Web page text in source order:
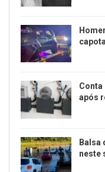
Conta
após
Balsa
neste